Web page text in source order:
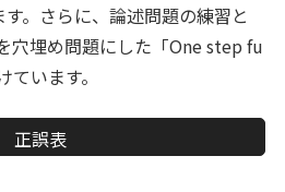
。さらに、論述問題の練習と
穴埋め問題にした「One step fu
います。
正誤表